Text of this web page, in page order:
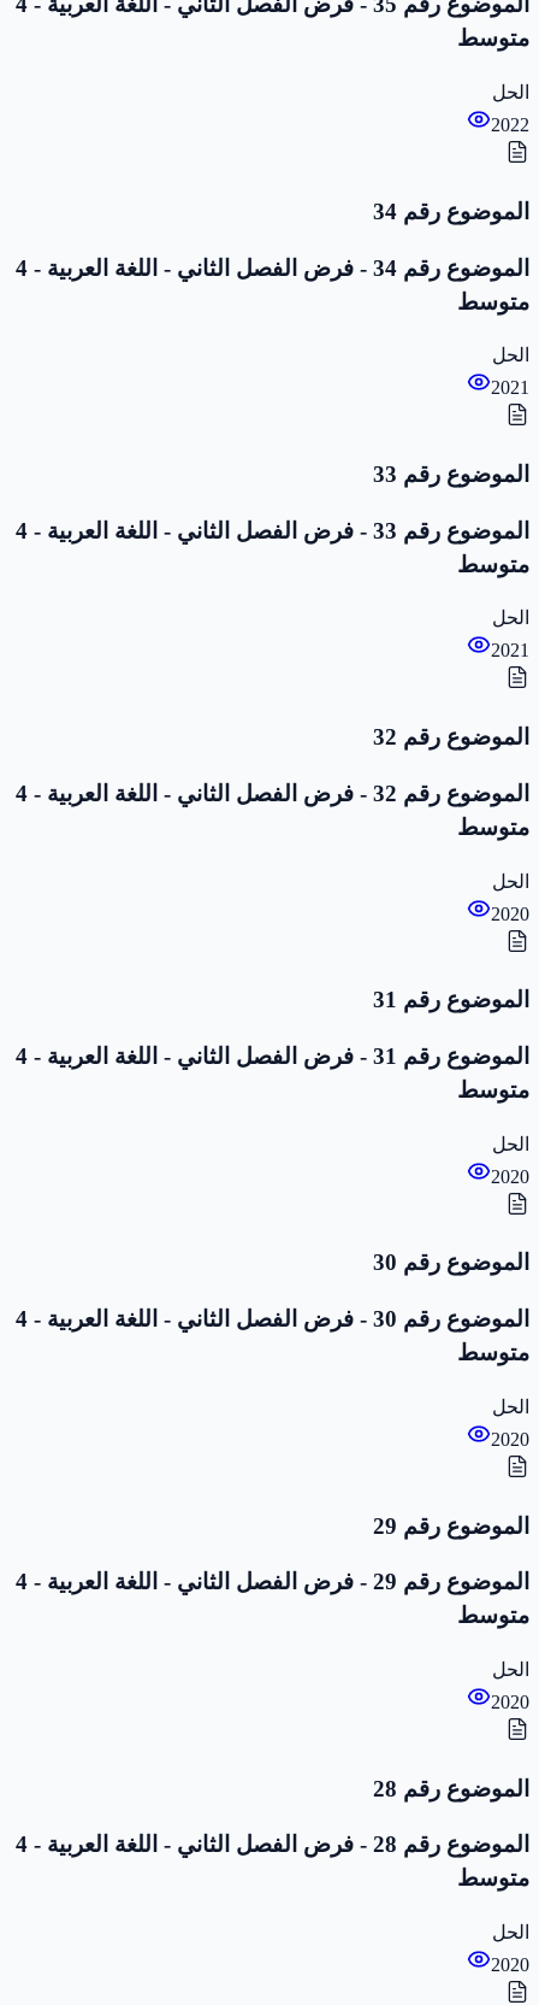
متوسط
الحل
2022
الموضوع رقم 34
الموضوع رقم 34 - فرض الفصل الثاني - اللغة العربية - 4
متوسط
الحل
2021
الموضوع رقم 33
الموضوع رقم 33 - فرض الفصل الثاني - اللغة العربية - 4
متوسط
الحل
2021
الموضوع رقم 32
الموضوع رقم 32 - فرض الفصل الثاني - اللغة العربية - 4
متوسط
الحل
2020
الموضوع رقم 31
الموضوع رقم 31 - فرض الفصل الثاني - اللغة العربية - 4
متوسط
الحل
2020
الموضوع رقم 30
الموضوع رقم 30 - فرض الفصل الثاني - اللغة العربية - 4
متوسط
الحل
2020
الموضوع رقم 29
الموضوع رقم 29 - فرض الفصل الثاني - اللغة العربية - 4
متوسط
الحل
2020
الموضوع رقم 28
الموضوع رقم 28 - فرض الفصل الثاني - اللغة العربية - 4
متوسط
الحل
2020